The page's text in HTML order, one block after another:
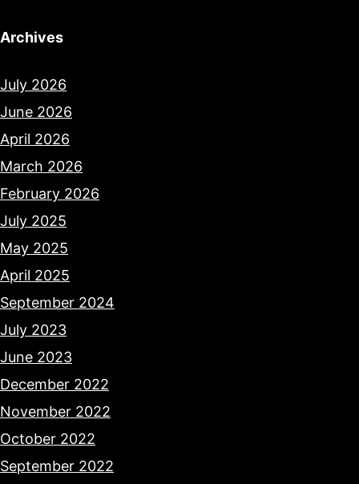
Archives
July 2026
June 2026
April 2026
March 2026
February 2026
July 2025
May 2025
April 2025
September 2024
July 2023
June 2023
December 2022
November 2022
October 2022
September 2022